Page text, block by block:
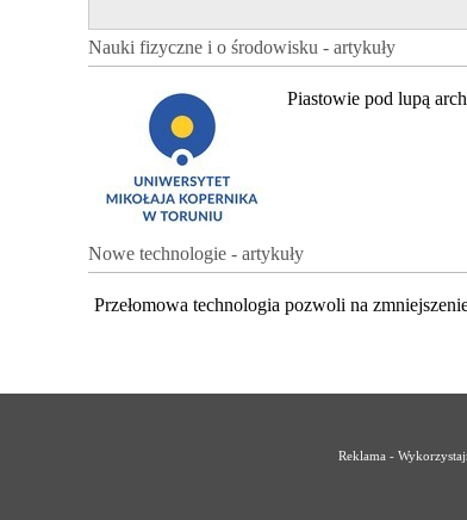
Nauki fizyczne i o środowisku - artykuły
Piastowie pod lupą
Nowe technologie - artykuły
Przełomowa technologia pozwoli na
Reklama -